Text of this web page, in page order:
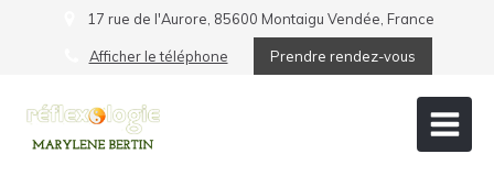
17 rue de l'Aurore, 85600 Montaigu Vendée, France
Afficher le téléphone Prendre rendez-vous